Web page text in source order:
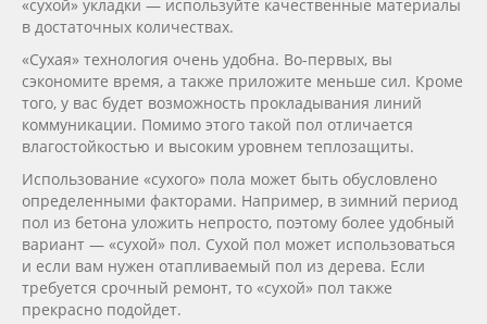
«сухой» укладки — используйте качественные материалы
в достаточных количествах.
«Сухая» технология очень удобна. Во-первых, вы
сэкономите время, а также приложите меньше сил. Кроме
того, у вас будет возможность прокладывания линий
коммуникации. Помимо этого такой пол отличается
влагостойкостью и высоким уровнем теплозащиты.
Использование «сухого» пола может быть обусловлено
определенными факторами. Например, в зимний период
пол из бетона уложить непросто, поэтому более удобный
вариант — «сухой» пол. Сухой пол может использоваться
и если вам нужен отапливаемый пол из дерева. Если
требуется срочный ремонт, то «сухой» пол также
прекрасно подойдет.